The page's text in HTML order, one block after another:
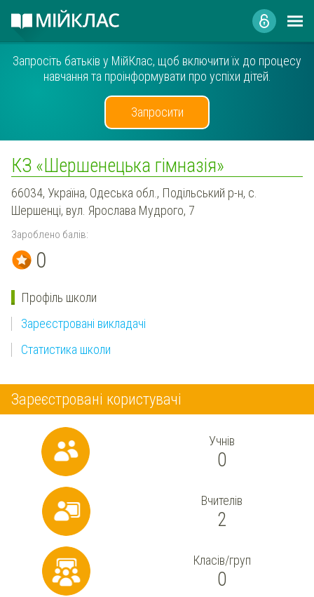
Запросіть батьків у МійКлас, щоб включити їх до процесу
навчання та проінформувати про успіхи дітей.
Запросити
КЗ «Шершенецька гімназія»‎
66034, Україна, Одеська обл., Подільський р-н, с.
Шершенці, вул. Ярослава Мудрого, 7
Зароблено балів:
0
Профіль школи
Зареєстровані викладачі
Статистика школи
Зареєстровані користувачі
Учнів
0
Вчителів
2
Класів/груп
0